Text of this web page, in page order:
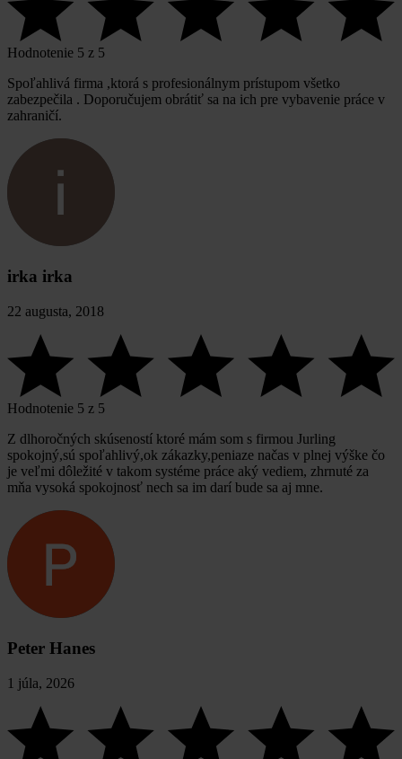
Hodnotenie 5 z 5
Spoľahlivá firma ,ktorá s profesionálnym prístupom všetko
zabezpečila . Doporučujem obrátiť sa na ich pre vybavenie práce v
zahraničí.
irka irka
22 augusta, 2018
Hodnotenie 5 z 5
Z dlhoročných skúseností ktoré mám som s firmou Jurling
spokojný,sú spoľahlivý,ok zákazky,peniaze načas v plnej výške čo
je veľmi dôležité v takom systéme práce aký vediem, zhrnuté za
mňa vysoká spokojnosť nech sa im darí bude sa aj mne.
Peter Hanes
1 júla, 2026